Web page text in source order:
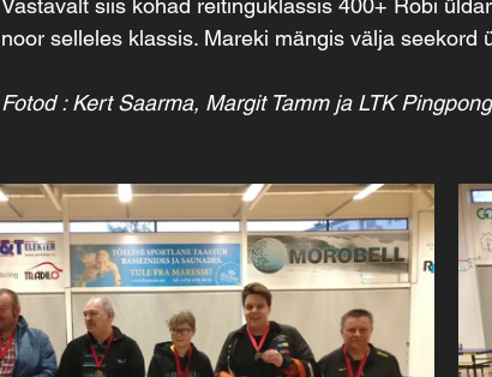
Vastavalt siis kohad reitinguklassis 400+ Robi
noor selleles klassis. Mareki mängis välja seekord
Fotod : Kert Saarma, Margit Tamm ja LTK